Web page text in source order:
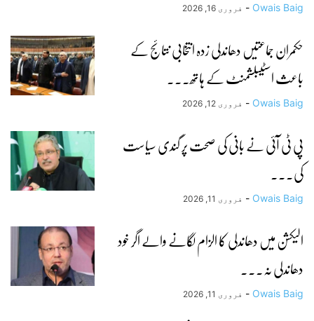
Owais Baig
- فروری 16, 2026
حکمران جماعتیں دھاندلی زدہ انتخابی نتائج کے
باعث اسٹیبلشمنٹ کے ہاتھ...
Owais Baig
- فروری 12, 2026
پی ٹی آئی نے بانی کی صحت پر گندی سیاست
کی...
Owais Baig
- فروری 11, 2026
الیکشن میں دھاندلی کا الزام لگانے والے اگر خود
دھاندلی نہ...
Owais Baig
- فروری 11, 2026